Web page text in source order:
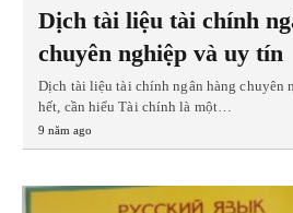
Dịch tài liệu tài chính
chuyên nghiệp và uy tín
Dịch tài liệu tài chính ngân hàng chuyên
hết, cần hiểu Tài chính là một…
9 năm ago